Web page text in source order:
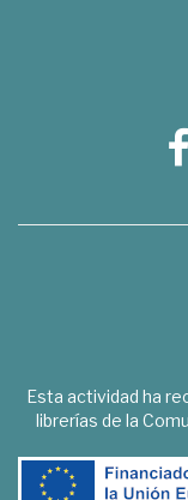
Esta actividad ha
librerías de la